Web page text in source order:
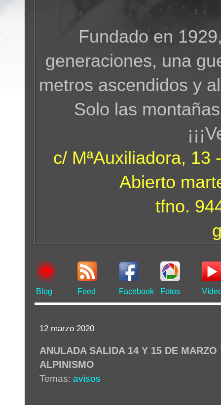
Fundado en
generaciones, una
metros ascendidos y
Solo las
c/ MªAuxiliadora, 13
Abierto
tfno.
Blog Feed Facebook Fotos
12 marzo 2020
ANULADA SALIDA 14 Y 15 DE MARZO
ALPINISMO
Temas: avisos